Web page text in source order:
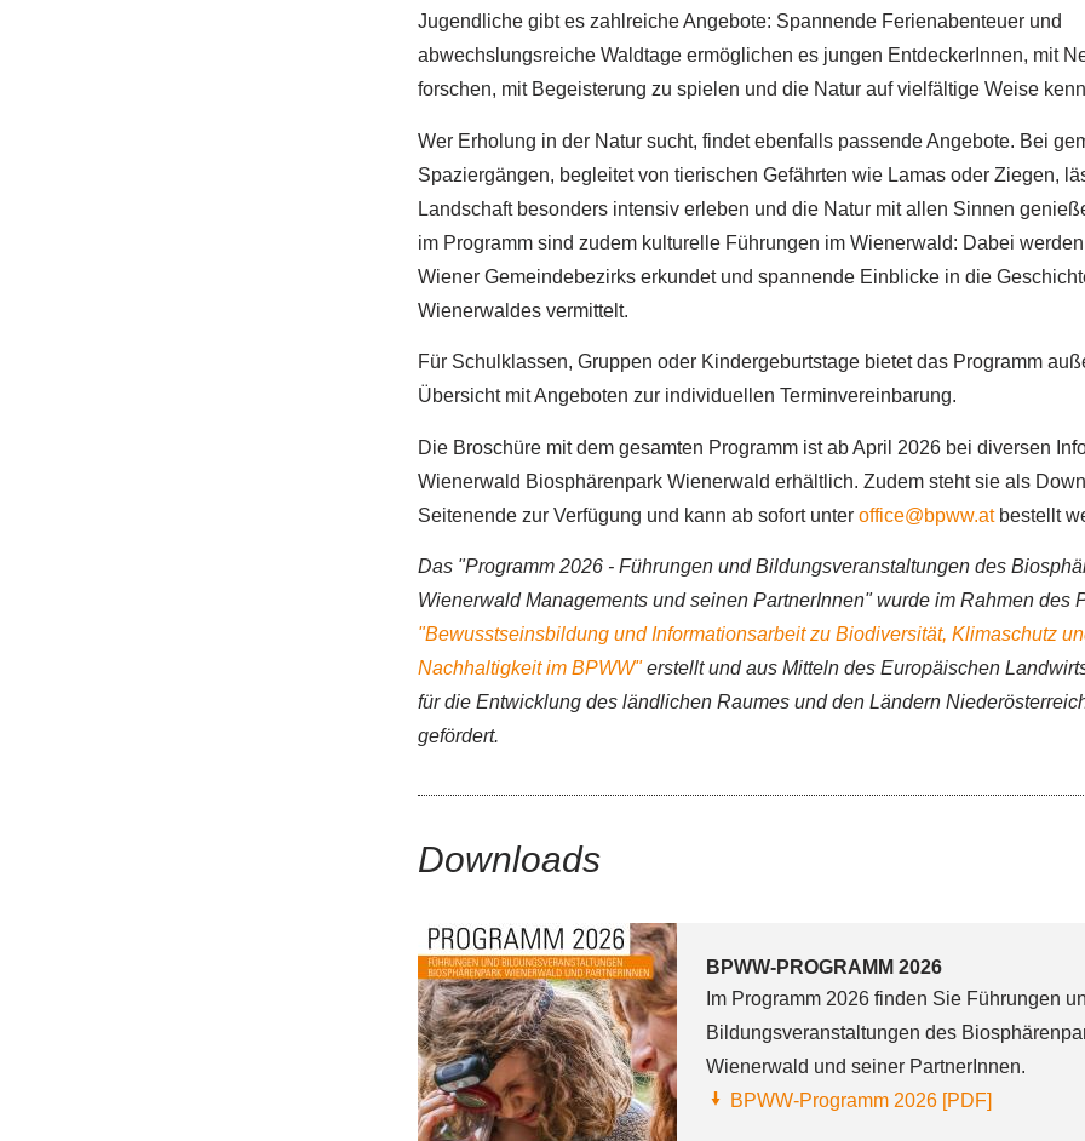
Jugendliche gibt es zahlreiche Angebote: Spannende Ferienabenteuer und
abwechslungsreiche Waldtage ermöglichen es jungen EntdeckerInnen, mit
forschen, mit Begeisterung zu spielen und die Natur auf vielfältige Weise
Wer Erholung in der Natur sucht, findet ebenfalls passende Angebote. Bei
Spaziergängen, begleitet von tierischen Gefährten wie Lamas oder Ziegen,
Landschaft besonders intensiv erleben und die Natur mit allen Sinnen
im Programm sind zudem kulturelle Führungen im Wienerwald: Dabei
Wiener Gemeindebezirks erkundet und spannende Einblicke in die
Wienerwaldes vermittelt.
Für Schulklassen, Gruppen oder Kindergeburtstage bietet das Programm
Übersicht mit Angeboten zur individuellen Terminvereinbarung.
Die Broschüre mit dem gesamten Programm ist ab April 2026 bei diversen
Wienerwald Biosphärenpark Wienerwald erhältlich. Zudem steht sie als
Seitenende zur Verfügung und kann ab sofort unter office@bpww.atbestellt
Das "Programm 2026 - Führungen und Bildungsveranstaltungen des
Wienerwald Managements und seinen PartnerInnen" wurde im Rahmen des
"Bewusstseinsbildung und Informationsarbeit zu Biodiversität, Klimaschutz
Nachhaltigkeit im BPWW"erstellt und aus Mitteln des Europäischen
für die Entwicklung des ländlichen Raumes und den Ländern
gefördert.
Downloads
BPWW-PROGRAMM 2026
Im Programm 2026 finden Sie Führungen
Bildungsveranstaltungen des
Wienerwald und seiner PartnerInnen.
BPWW-Programm 2026 [PDF]